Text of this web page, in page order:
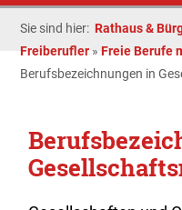
Sie sind hier: Rathaus &
Freiberufler» Freie Berufe
Berufsbezeichnungen in